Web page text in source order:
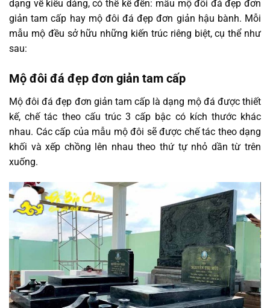
dạng về kiểu dáng, có thể kể đến: mẫu mộ đôi đá đẹp đơn
giản tam cấp hay mộ đôi đá đẹp đơn giản hậu bành. Mỗi
mẫu mộ đều sở hữu những kiến trúc riêng biệt, cụ thể như
sau:
Mộ đôi đá đẹp đơn giản tam cấp
Mộ đôi đá đẹp đơn giản tam cấp là dạng mộ đá được thiết
kế, chế tác theo cấu trúc 3 cấp bậc có kích thước khác
nhau. Các cấp của mẫu mộ đôi sẽ được chế tác theo dạng
khối và xếp chồng lên nhau theo thứ tự nhỏ dần từ trên
xuống.